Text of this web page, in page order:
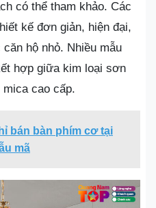
có thể tham khảo. Các
kế đơn giản, hiện đại,
hộ nhỏ. Nhiều mẫu
hợp giữa kim loại sơn
cao cấp.
bán bàn phím cơ tại
mã